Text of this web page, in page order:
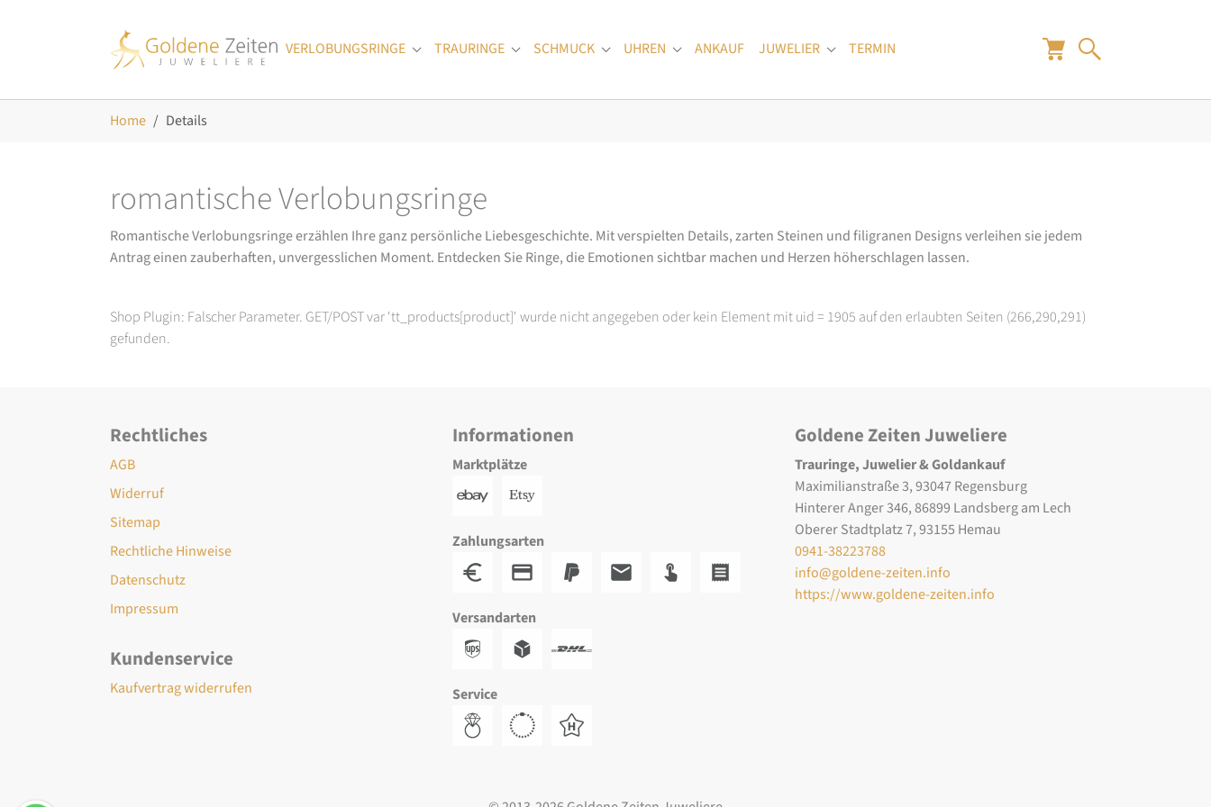
VERLOBUNGSRINGE
Submenu for "Verlobungsringe"
TRAURINGE Submenu for "Trauringe"
SCHMUCK Submenu for "Schmuck"
UHREN Submenu for "Uhren"
ANKAUF JUWELIER Submenu for "Juwelier"
TERMIN
Home Details
romantische Verlobungsringe
Romantische Verlobungsringe erzählen Ihre ganz persönliche Liebesgeschichte. Mit verspielten Details, zarten Steinen und filigranen Designs verleihen sie jedem
Antrag einen zauberhaften, unvergesslichen Moment. Entdecken Sie Ringe, die Emotionen sichtbar machen und Herzen höherschlagen lassen.
Shop Plugin: Falscher Parameter. GET/POST var 'tt_products[product]' wurde nicht angegeben oder kein Element mit uid = 1905 auf den erlaubten Seiten (266,290,291)
gefunden.
Rechtliches
AGB
Widerruf
Sitemap
Rechtliche Hinweise
Datenschutz
Impressum
Kundenservice
Kaufvertrag widerrufen
Informationen
Marktplätze
Zahlungsarten
Versandarten
Service
Goldene Zeiten Juweliere
Trauringe, Juwelier & Goldankauf
Maximilianstraße 3, 93047 Regensburg
Hinterer Anger 346, 86899 Landsberg am Lech
Oberer Stadtplatz 7, 93155 Hemau
0941-38223788
info@goldene-zeiten.info
https://www.goldene-zeiten.info